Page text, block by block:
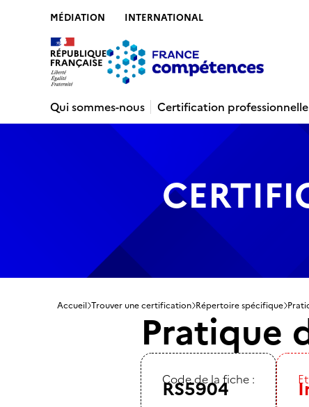
MÉDIATION INTERNATIONAL
Qui sommes-nous
Certification professionnelle
Accueil Trouver une certification Répertoire spécifique
Pratique
Code de la fiche :
RS5904